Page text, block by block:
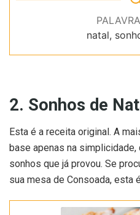
natal,
2. Sonhos de
Esta é a receita original. A
base apenas na
sonhos que já provou. Se
sua mesa de Consoada, esta